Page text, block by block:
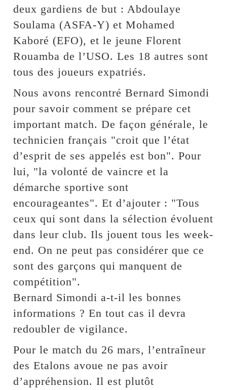
deux gardiens de but : Abdoulaye
Soulama (ASFA-Y) et Mohamed
Kaboré (EFO), et le jeune Florent
Rouamba de l’USO. Les 18 autres sont
tous des joueurs expatriés.
Nous avons rencontré Bernard Simondi
pour savoir comment se prépare cet
important match. De façon générale, le
technicien français "croit que l’état
d’esprit de ses appelés est bon". Pour
lui, "la volonté de vaincre et la
démarche sportive sont
encourageantes". Et d’ajouter : "Tous
ceux qui sont dans la sélection évoluent
dans leur club. Ils jouent tous les week-
end. On ne peut pas considérer que ce
sont des garçons qui manquent de
compétition".
Bernard Simondi a-t-il les bonnes
informations ? En tout cas il devra
redoubler de vigilance.
Pour le match du 26 mars, l’entraîneur
des Etalons avoue ne pas avoir
d’appréhension. Il est plutôt